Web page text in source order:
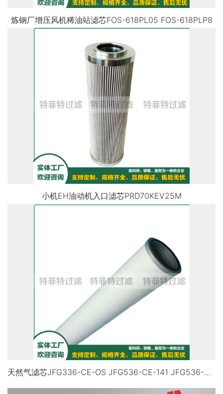
炼钢厂增压风机稀油站滤芯FOS-618PL05 FOS-618PLP8
小机EH油动机入口滤芯PRD70KEV25M
天然气滤芯JFG336-CE-OS JFG536-CE-141 JFG536-CE-OS